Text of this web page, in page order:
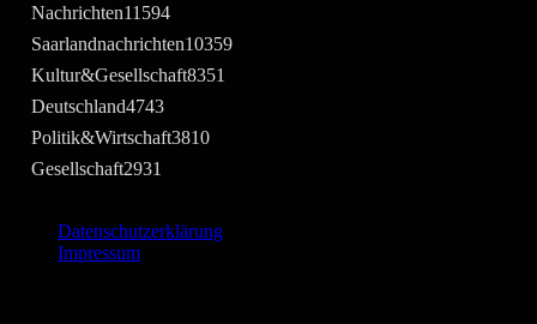
Nachrichten11594
Saarlandnachrichten10359
Kultur&Gesellschaft8351
Deutschland4743
Politik&Wirtschaft3810
Gesellschaft2931
Datenschutzerklärung
Impressum